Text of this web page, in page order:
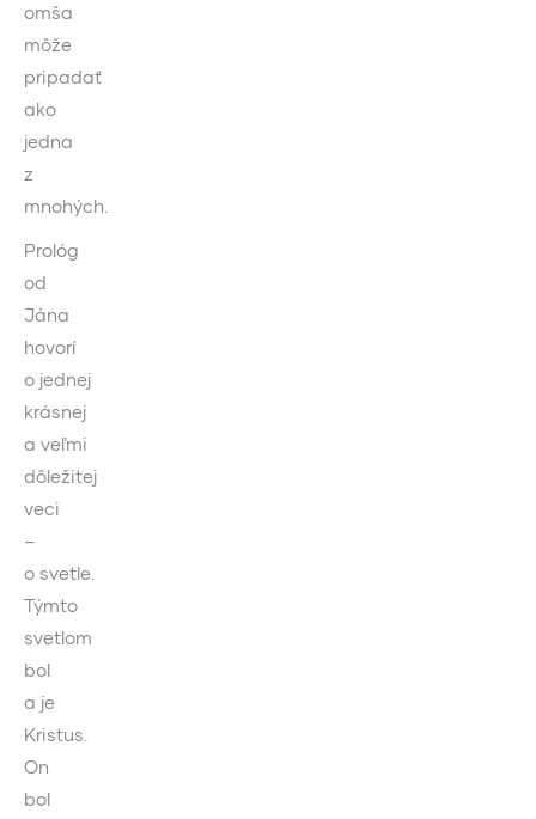
omša
môže
pripadať
ako
jedna
z
mnohých.
Prológ
od
Jána
hovorí
o jednej
krásnej
a veľmi
dôležitej
veci
–
o svetle.
Týmto
svetlom
bol
a je
Kristus.
On
bol